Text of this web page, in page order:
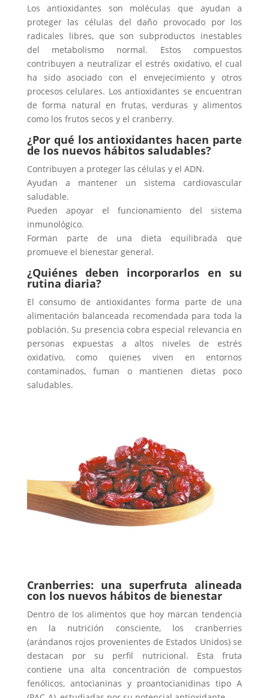
Los antioxidantes son moléculas que ayudan a
proteger las células del daño provocado por los
radicales libres, que son subproductos inestables
del metabolismo normal. Estos compuestos
contribuyen a neutralizar el estrés oxidativo, el cual
ha sido asociado con el envejecimiento y otros
procesos celulares. Los antioxidantes se encuentran
de forma natural en frutas, verduras y alimentos
como los frutos secos y el cranberry.
¿Por qué los antioxidantes hacen parte
de los nuevos hábitos saludables?
Contribuyen a proteger las células y el ADN.
Ayudan a mantener un sistema cardiovascular
saludable.
Pueden apoyar el funcionamiento del sistema
inmunológico.
Forman parte de una dieta equilibrada que
promueve el bienestar general.
¿Quiénes deben incorporarlos en su
rutina diaria?
El consumo de antioxidantes forma parte de una
alimentación balanceada recomendada para toda la
población. Su presencia cobra especial relevancia en
personas expuestas a altos niveles de estrés
oxidativo, como quienes viven en entornos
contaminados, fuman o mantienen dietas poco
saludables.
Cranberries: una superfruta alineada
con los nuevos hábitos de bienestar
Dentro de los alimentos que hoy marcan tendencia
en la nutrición consciente, los cranberries
(arándanos rojos provenientes de Estados Unidos) se
destacan por su perfil nutricional. Esta fruta
contiene una alta concentración de compuestos
fenólicos, antocianinas y proantocianidinas tipo A